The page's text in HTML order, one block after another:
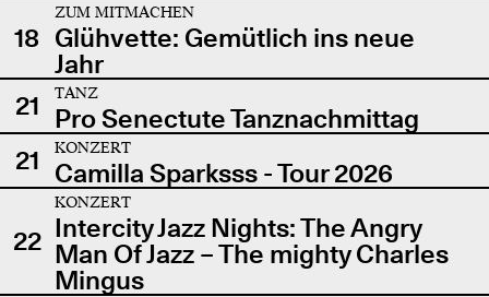
18
ZUM MITMACHEN
Glühvette: Gemütlich ins neue
Jahr
21
TANZ
Pro Senectute Tanznachmittag
21
KONZERT
Camilla Sparksss - Tour 2026
22
KONZERT
Intercity Jazz Nights: The Angry
Man Of Jazz – The mighty Charles
Mingus